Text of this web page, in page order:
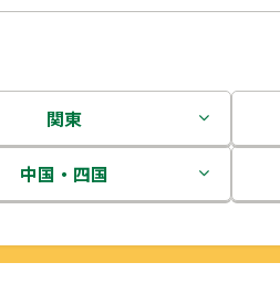
関東
茨城県
中国・四国